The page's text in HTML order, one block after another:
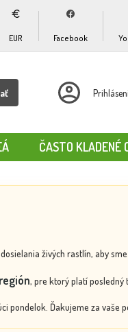
EUR Facebook
ČASTO KLADENÉ
živých rastlín, aby
, pre ktorý platí posledný
pondelok. Ďakujeme za vaše